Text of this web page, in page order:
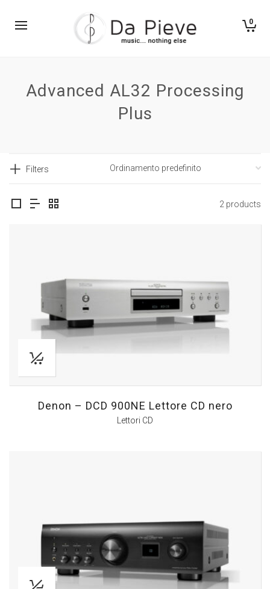
0
Advanced AL32 Processing
Plus
Filters
2 products
Denon – DCD 900NE Lettore CD nero
Lettori CD